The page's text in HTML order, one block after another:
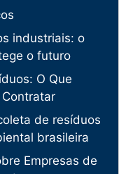
industriais: o
o futuro
O Que
de resíduos
brasileira
Empresas de